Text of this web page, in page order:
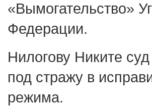
«Вымогательство»
Федерации.
Нилогову Никите
под стражу в
режима.